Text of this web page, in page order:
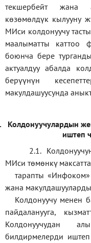
текшербейт жана
көзөмөлдүк кылууну
МИси колдонуучу
маалыматты каттоо
боюнча бере
актуалдуу абалда
берүүнүн
макулдашуусунда
Колдонуучулардын
иштеп
2.1.
МИси төмөнкү
тарапты
жана
Колдонуучу менен
пайдаланууга,
Колдонуучудан
билдирмелерди